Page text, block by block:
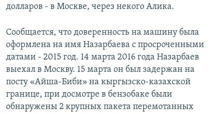
долларов - в Москве, через некого Алика.
Сообщается, что доверенность на машину была
оформлена на имя Назарбаева с просроченными
датами - 2015 год. 14 марта 2016 года Назарбаев
выехал в Москву. 15 марта он был задержан на
посту «Айша-Биби» на кыргызско-казахской
границе, при досмотре в бензобаке были
обнаружены 2 крупных пакета перемотанных